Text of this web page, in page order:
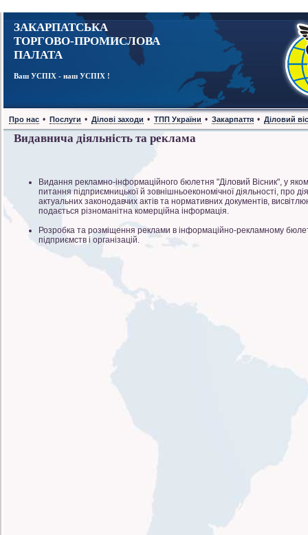
ЗАКАРПАТСЬКА
ТОРГОВО-ПРОМИСЛОВА
ПАЛАТА
Ваш УСПІХ - наш УСПІХ !
Про нас • Послуги • Ділові заходи • ТПП України • Закарпаття • Діловий
Видавнича діяльність та реклама
Видання рекламно-інформаційного бюлетня "Діловий Вісник", у
питання підприємницької й зовнішньоекономічної діяльності, про
актуальних законодавчих актів та нормативних документів,
подається різноманітна комерційна інформація.
Розробка та розміщення реклами в інформаційно-рекламному
підприємств і організацій.